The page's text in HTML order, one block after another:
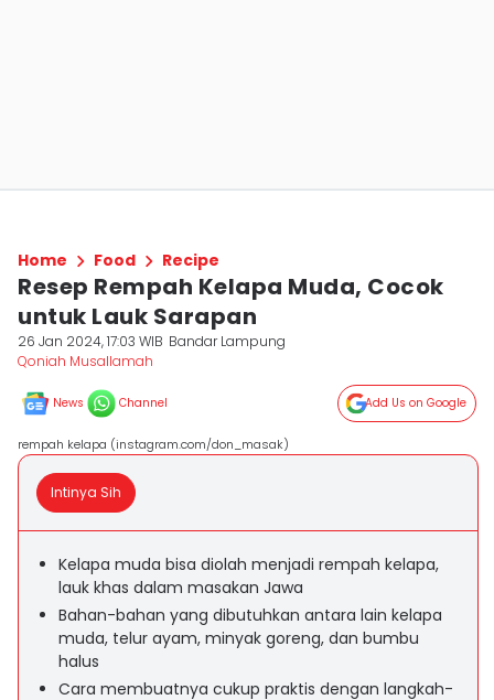
Home Food Recipe
Resep Rempah Kelapa Muda, Cocok
untuk Lauk Sarapan
26 Jan 2024, 17:03 WIB Bandar Lampung
Qoniah Musallamah
News Channel Add Us on Google
rempah kelapa (instagram.com/don_masak)
Intinya Sih
Kelapa muda bisa diolah menjadi rempah kelapa,
lauk khas dalam masakan Jawa
Bahan-bahan yang dibutuhkan antara lain kelapa
muda, telur ayam, minyak goreng, dan bumbu
halus
Cara membuatnya cukup praktis dengan langkah-